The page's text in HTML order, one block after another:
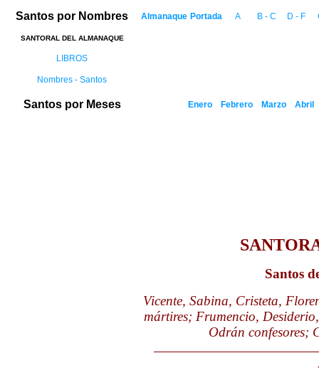
Santos por Nombres Almanaque Portada A B - C D - F
SANTORAL DEL ALMANAQUE
LIBROS
Nombres - Santos
Santos por Meses Enero Febrero Marzo Abril
Santos
Vicente, Sabina, Cristeta,
mártires; Frumencio,
Odrán confesores;